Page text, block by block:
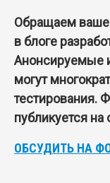
Обращаем ваше
в блоге
Анонсируемые
могут
тестирования.
публикуется
ОБСУДИТЬ НА